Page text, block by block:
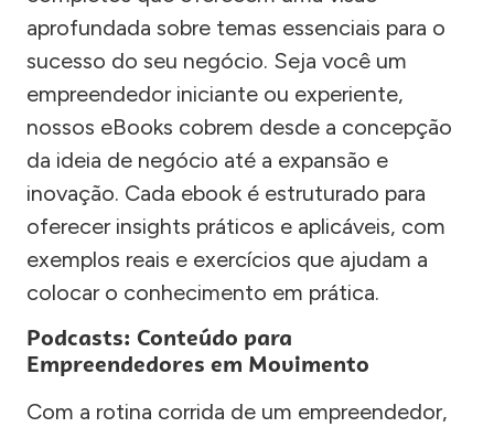
aprofundada sobre temas essenciais para o
sucesso do seu negócio. Seja você um
empreendedor iniciante ou experiente,
nossos eBooks cobrem desde a concepção
da ideia de negócio até a expansão e
inovação. Cada ebook é estruturado para
oferecer insights práticos e aplicáveis, com
exemplos reais e exercícios que ajudam a
colocar o conhecimento em prática.
Podcasts: Conteúdo para
Empreendedores em Movimento
Com a rotina corrida de um empreendedor,